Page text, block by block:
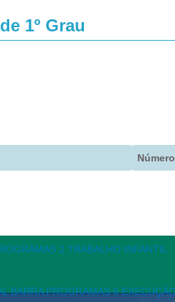
1º Grau
Número